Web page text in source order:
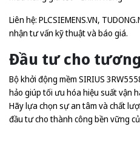
Liên hệ: PLCSIEMENS.VN,
nhận tư vấn kỹ thuật và báo giá.
Đầu tư cho
Bộ khởi động mềm SIRIUS
hảo giúp tối ưu hóa hiệu suất vận
Hãy lựa chọn sự an tâm và chất
đầu tư cho thành công bền vững